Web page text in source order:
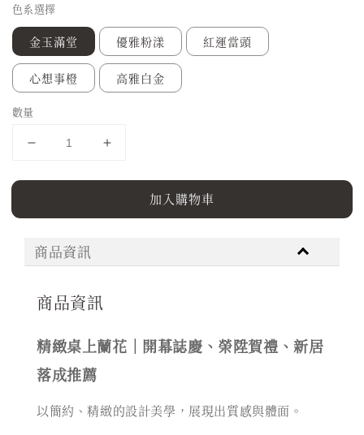
色系選擇
金玉滿堂 優雅粉漾 紅運當頭
心想事橙 高雅白金
數量
加入購物車
商品資訊
商品資訊
精緻桌上蘭花｜開幕誌慶、榮陞賀禮、新居
落成推薦
以簡約、精緻的設計美學，展現出質感與體面。